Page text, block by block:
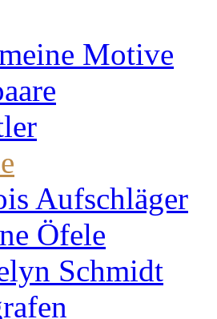
Motive
Aufschläger
Öfele
Schmidt